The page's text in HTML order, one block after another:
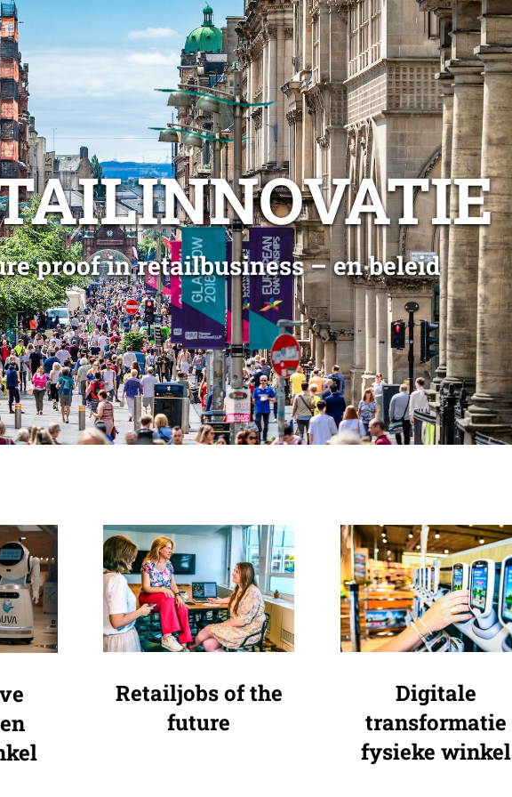
proof in retailbusiness – en beleid
Retailjobs of the
future
Digitale
transformatie
fysieke winkel